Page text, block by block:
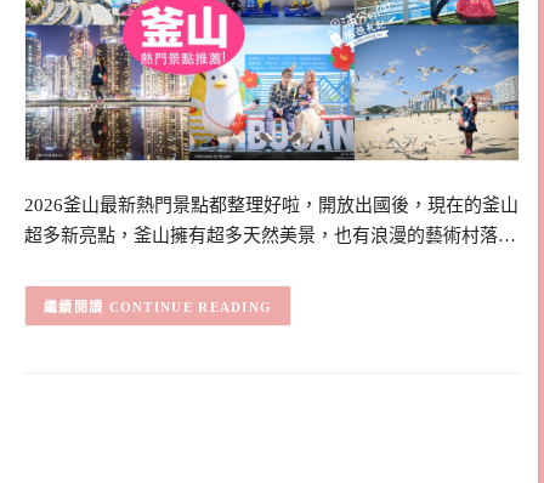
2026釜山最新熱門景點都整理好啦，開放出國後，現在的釜山
超多新亮點，釜山擁有超多天然美景，也有浪漫的藝術村落…
CONTINUE READING